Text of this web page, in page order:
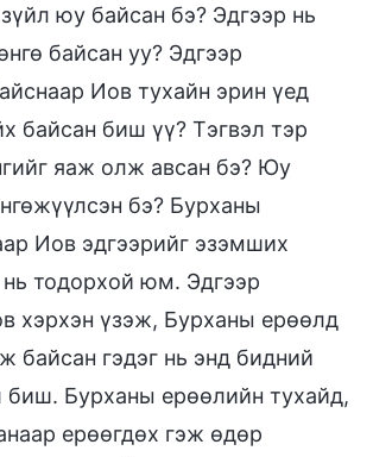
юу байсан бэ? Эдгээр нь
байсан уу? Эдгээр
Иов тухайн эрин үед
байсан биш үү? Тэгвэл тэр
яаж олж авсан бэ? Юу
бэ? Бурханы
Иов эдгээрийг эзэмших
нь тодорхой юм. Эдгээр
хэрхэн үзэж, Бурханы ерөөлд
байсан гэдэг нь энд бидний
биш. Бурханы ерөөлийн тухайд,
ерөөгдөх гэж өдөр